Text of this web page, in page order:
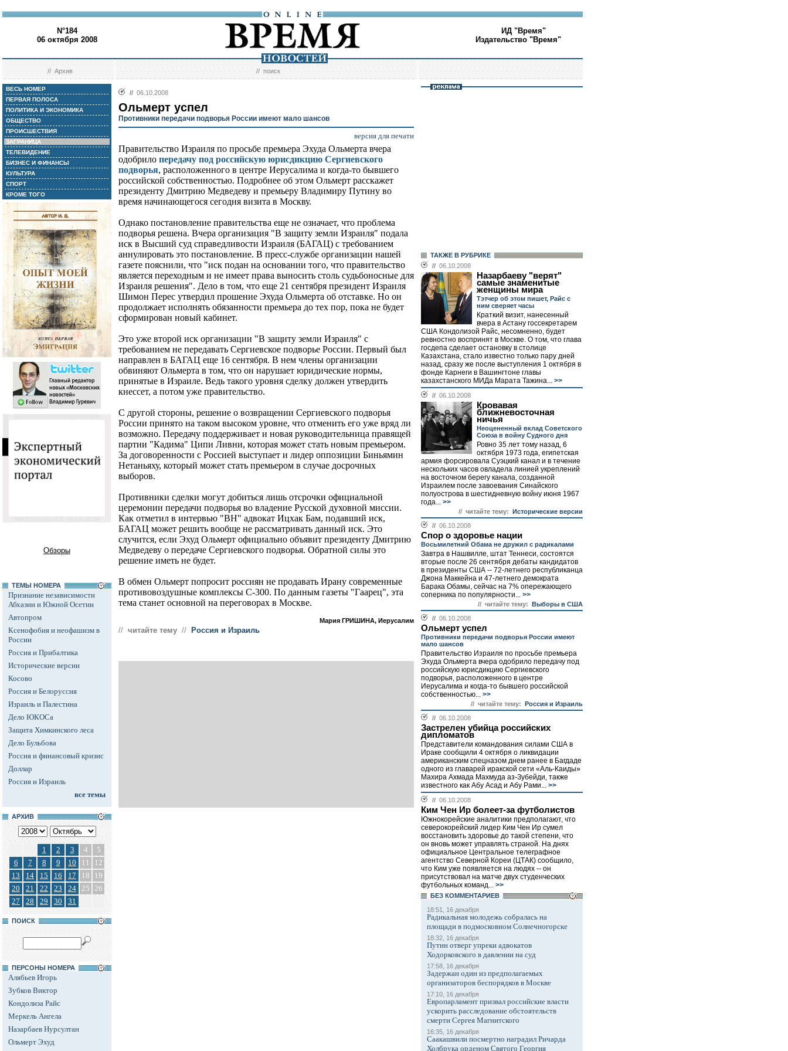
N°184
06 октября 2008
ИД "Время"
Издательство "Время"
//Архив //поиск
ВЕСЬ НОМЕР
ПЕРВАЯ ПОЛОСА
ПОЛИТИКА И ЭКОНОМИКА
ОБЩЕСТВО
ПРОИСШЕСТВИЯ
ЗАГРАНИЦА
ТЕЛЕВИДЕНИЕ
БИЗНЕС И ФИНАНСЫ
КУЛЬТУРА
СПОРТ
КРОМЕ ТОГО
Обзоры
ТЕМЫ НОМЕРА
Признание независимости
Абхазии и Южной Осетии
Автопром
Ксенофобия и неофашизм в
России
Россия и Прибалтика
Исторические версии
Косово
Россия и Белоруссия
Израиль и Палестина
Дело ЮКОСа
Защита Химкинского леса
Дело Бульбова
Россия и финансовый кризис
Доллар
Россия и Израиль
все темы
АРХИВ
1 2 3 4
5
6
7 8 9 10 11
12
13
14 15 16 17 18
19
20
21 22 23 24 25 26
27
28 29 30 31
ПОИСК
ПЕРСОНЫ НОМЕРА
Алябьев Игорь
Зубков Виктор
Кондолиза Райс
Меркель Ангела
Назарбаев Нурсултан
Ольмерт Эхуд
// 06.10.2008
Ольмерт успел
Противники передачи подворья России имеют мало шансов
версия для печати
Правительство Израиля по просьбе премьера Эхуда Ольмерта вчера
одобрило передачу под российскую юрисдикцию Сергиевского
подворья, расположенного в центре Иерусалима и когда-то бывшего
российской собственностью. Подробнее об этом Ольмерт расскажет
президенту Дмитрию Медведеву и премьеру Владимиру Путину во
время начинающегося сегодня визита в Москву.
Однако постановление правительства еще не означает, что проблема
подворья решена. Вчера организация "В защиту земли Израиля" подала
иск в Высший суд справедливости Израиля (БАГАЦ) с требованием
аннулировать это постановление. В пресс-службе организации нашей
газете пояснили, что "иск подан на основании того, что правительство
является переходным и не имеет права выносить столь судьбоносные для
Израиля решения". Дело в том, что еще 21 сентября президент Израиля
Шимон Перес утвердил прошение Эхуда Ольмерта об отставке. Но он
продолжает исполнять обязанности премьера до тех пор, пока не будет
сформирован новый кабинет.
Это уже второй иск организации "В защиту земли Израиля" с
требованием не передавать Сергиевское подворье России. Первый был
направлен в БАГАЦ еще 16 сентября. В нем члены организации
обвиняют Ольмерта в том, что он нарушает юридические нормы,
принятые в Израиле. Ведь такого уровня сделку должен утвердить
кнессет, а потом уже правительство.
С другой стороны, решение о возвращении Сергиевского подворья
России принято на таком высоком уровне, что отменить его уже вряд ли
возможно. Передачу поддерживает и новая руководительница правящей
партии "Кадима" Ципи Ливни, которая может стать новым премьером.
За договоренности с Россией выступает и лидер оппозиции Биньямин
Нетаньяху, который может стать премьером в случае досрочных
выборов.
Противники сделки могут добиться лишь отсрочки официальной
церемонии передачи подворья во владение Русской духовной миссии.
Как отметил в интервью "ВН" адвокат Ицхак Бам, подавший иск,
БАГАЦ может решить вообще не рассматривать данный иск. Это
случится, если Эхуд Ольмерт официально объявит президенту Дмитрию
Медведеву о передаче Сергиевского подворья. Обратной силы это
решение иметь не будет.
В обмен Ольмерт попросит россиян не продавать Ирану современные
противовоздушные комплексы С-300. По данным газеты "Гаарец", эта
тема станет основной на переговорах в Москве.
Мария ГРИШИНА, Иерусалим
// читайте тему // Россия и Израиль
ТАКЖЕ В РУБРИКЕ
// 06.10.2008
Назарбаеву "верят"
самые знаменитые
женщины мира
Тэтчер об этом пишет, Райс с
ним сверяет часы
Краткий визит, нанесенный
вчера в Астану госсекретарем
США Кондолизой Райс, несомненно, будет
ревностно воспринят в Москве. О том, что глава
госдепа сделает остановку в столице
Казахстана, стало известно только пару дней
назад, сразу же после выступления 1 октября в
фонде Карнеги в Вашингтоне главы
казахстанского МИДа Марата Тажина... >>
// 06.10.2008
Кровавая
ближневосточная
ничья
Неоцененный вклад Советского
Союза в войну Судного дня
Ровно 35 лет тому назад, 6
октября 1973 года, египетская
армия форсировала Суэцкий канал и в течение
нескольких часов овладела линией укреплений
на восточном берегу канала, созданной
Израилем после завоевания Синайского
полуострова в шестидневную войну июня 1967
года... >>
// читайте тему: Исторические версии
// 06.10.2008
Спор о здоровье нации
Восьмилетний Обама не дружил с радикалами
Завтра в Нашвилле, штат Теннеси, состоятся
вторые после 26 сентября дебаты кандидатов
в президенты США -- 72-летнего республиканца
Джона Маккейна и 47-летнего демократа
Барака Обамы, сейчас на 7% опережающего
соперника по популярности... >>
// читайте тему: Выборы в США
// 06.10.2008
Ольмерт успел
Противники передачи подворья России имеют
мало шансов
Правительство Израиля по просьбе премьера
Эхуда Ольмерта вчера одобрило передачу под
российскую юрисдикцию Сергиевского
подворья, расположенного в центре
Иерусалима и когда-то бывшего российской
собственностью... >>
// читайте тему: Россия и Израиль
// 06.10.2008
Застрелен убийца российских
дипломатов
Представители командования силами США в
Ираке сообщили 4 октября о ликвидации
американским спецназом днем ранее в Багдаде
одного из главарей иракской сети «Аль-Каиды»
Махира Ахмада Махмуда аз-Зубейди, также
известного как Абу Асад и Абу Рами... >>
// 06.10.2008
Ким Чен Ир болеет-за футболистов
Южнокорейские аналитики предполагают, что
северокорейский лидер Ким Чен Ир сумел
восстановить здоровье до такой степени, что
он вновь может управлять страной. На днях
официальное Центральное телеграфное
агентство Северной Кореи (ЦТАК) сообщило,
что Ким уже появляется на людях -- он
присутствовал на матче двух студенческих
футбольных команд... >>
БЕЗ КОМMЕНТАРИЕВ
18:51, 16 декабря
Радикальная молодежь собралась на
площади в подмосковном Солнечногорске
18:32, 16 декабря
Путин отверг упреки адвокатов
Ходорковского в давлении на суд
17:58, 16 декабря
Задержан один из предполагаемых
организаторов беспорядков в Москве
17:10, 16 декабря
Европарламент призвал российские власти
ускорить расследование обстоятельств
смерти Сергея Магнитского
16:35, 16 декабря
Саакашвили посмертно наградил Ричарда
Холбрука орденом Святого Георгия